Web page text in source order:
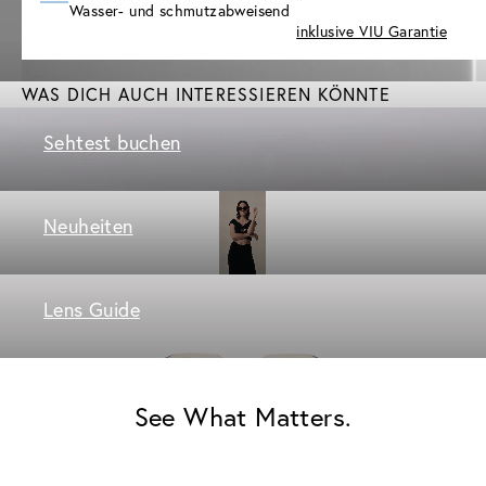
Wasser- und schmutzabweisend
inklusive VIU Garantie
WAS DICH AUCH INTERESSIEREN KÖNNTE
Sehtest buchen
Neuheiten
Lens Guide
See What Matters.